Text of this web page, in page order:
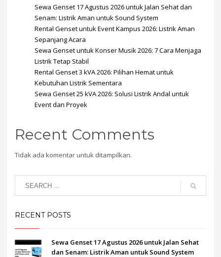
Sewa Genset 17 Agustus 2026 untuk Jalan Sehat dan
Senam: Listrik Aman untuk Sound System
Rental Genset untuk Event Kampus 2026: Listrik Aman
Sepanjang Acara
Sewa Genset untuk Konser Musik 2026: 7 Cara Menjaga
Listrik Tetap Stabil
Rental Genset 3 kVA 2026: Pilihan Hemat untuk
Kebutuhan Listrik Sementara
Sewa Genset 25 kVA 2026: Solusi Listrik Andal untuk
Event dan Proyek
Recent Comments
Tidak ada komentar untuk ditampilkan.
RECENT POSTS
Sewa Genset 17 Agustus 2026 untuk Jalan Sehat
dan Senam: Listrik Aman untuk Sound System